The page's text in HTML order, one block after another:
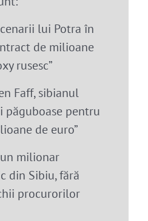
lui Potra în
de milioane
rusesc”
Faff, sibianul
păguboase pentru
de euro”
milionar
din Sibiu, fără
procurorilor